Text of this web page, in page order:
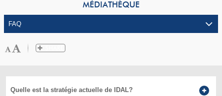
MÉDIATHÈQUE
Quelle est la stratégie actuelle de IDAL?